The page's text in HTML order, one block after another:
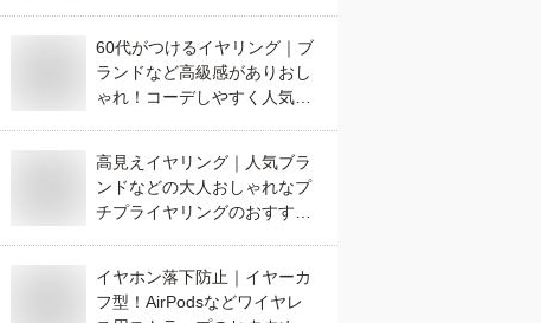
60代がつけるイヤリング｜ブ
ランドなど高級感がありおし
ゃれ！コーデしやすく人気の
高見えイヤリング｜人気ブラ
ンドなどの大人おしゃれなプ
チプライヤリングのおすすめ
イヤホン落下防止｜イヤーカ
フ型！AirPodsなどワイヤレ